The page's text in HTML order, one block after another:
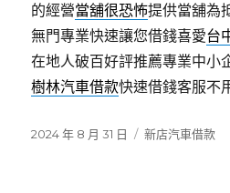
的經營當舖很恐怖提供當舖為
無門專業快速讓您借錢喜愛台
在地人破百好評推薦專業中小
樹林汽車借款快速借錢客服不
發
2024 年 8 月 31 日
分
新店汽車借款